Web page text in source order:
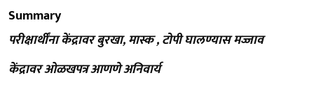
Summary
परीक्षार्थींना केंद्रावर बुरखा, मास्क , टोपी घालण्यास मज्जाव
केंद्रावर ओळखपत्र आणणे अनिवार्य